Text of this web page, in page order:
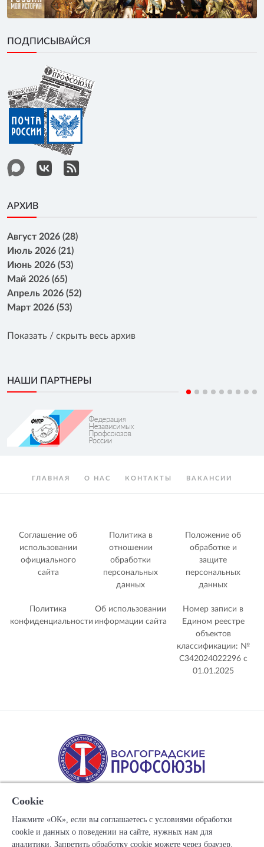
ПОДПИСЫВАЙСЯ
АРХИВ
Август 2026 (28)
Июль 2026 (21)
Июнь 2026 (53)
Май 2026 (65)
Апрель 2026 (52)
Март 2026 (53)
Показать / скрыть весь архив
НАШИ ПАРТНЕРЫ
ГЛАВНАЯ О НАС КОНТАКТЫ ВАКАНСИИ
Соглашение об
использовании
официального
сайта
Политика в
отношении
обработки
персональных
данных
Положение об
обработке и
защите
персональных
данных
Политика
конфиденциальности
Об использовании
информации сайта
Номер записи в
Едином реестре
объектов
классификации: №
С342024022296 c
01.01.2025
Copyright © 1917-2025 Союз организаций профсоюзов
Cookie
Нажмите «ОК», если вы соглашаетесь с условиями обработки
cookie и данных о поведении на сайте, нужных нам для
аналитики. Запретить обработку cookie можете через браузер.